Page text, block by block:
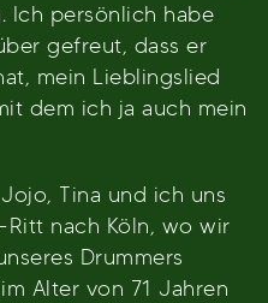
Ich persönlich habe
gefreut, dass er
mein Lieblingslied
dem ich ja auch mein
Tina und ich uns
nach Köln, wo wir
Drummers
Alter von 71 Jahren